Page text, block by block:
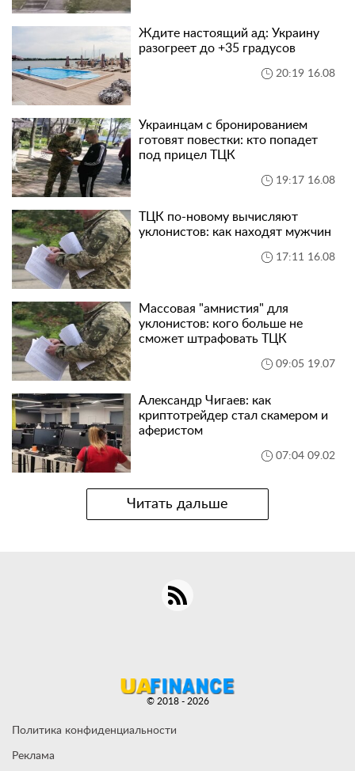
Ждите настоящий ад: Украину
разогреет до +35 градусов
20:19 16.08
Украинцам с бронированием
готовят повестки: кто попадет
под прицел ТЦК
19:17 16.08
ТЦК по-новому вычисляют
уклонистов: как находят мужчин
17:11 16.08
Массовая "амнистия" для
уклонистов: кого больше не
сможет штрафовать ТЦК
09:05 19.07
Александр Чигаев: как
криптотрейдер стал скамером и
аферистом
07:04 09.02
Читать дальше
Политика конфиденциальности
Реклама
© 2018 - 2026